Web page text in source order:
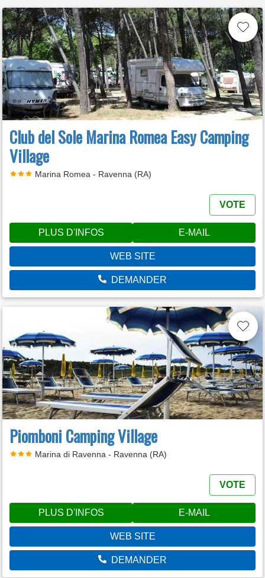
Club del Sole Marina Romea Easy Camping
Village
Marina Romea - Ravenna (RA)
VOTE
PLUS D'INFOS E-MAIL
WEB SITE
DEMANDER
Piomboni Camping Village
Marina di Ravenna - Ravenna (RA)
VOTE
PLUS D'INFOS E-MAIL
WEB SITE
DEMANDER